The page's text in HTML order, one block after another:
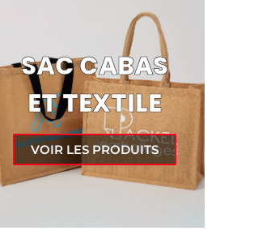
SAC CABAS
ET TEXTILE
VOIR LES PRODUITS